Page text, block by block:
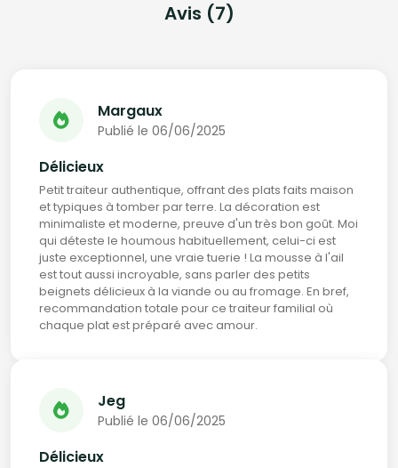
Avis (7)
Margaux
Publié le 06/06/2025
Délicieux
Petit traiteur authentique, offrant des plats faits maison
et typiques à tomber par terre. La décoration est
minimaliste et moderne, preuve d'un très bon goût. Moi
qui déteste le houmous habituellement, celui-ci est
juste exceptionnel, une vraie tuerie ! La mousse à l'ail
est tout aussi incroyable, sans parler des petits
beignets délicieux à la viande ou au fromage. En bref,
recommandation totale pour ce traiteur familial où
chaque plat est préparé avec amour.
Jeg
Publié le 06/06/2025
Délicieux